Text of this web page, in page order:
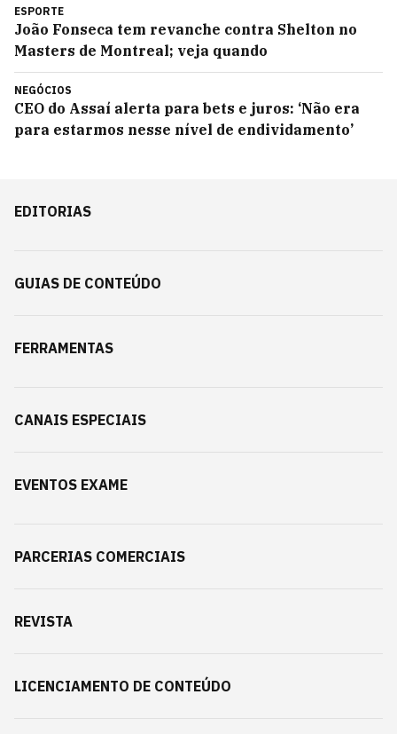
ESPORTE
João Fonseca tem revanche contra Shelton no
Masters de Montreal; veja quando
NEGÓCIOS
CEO do Assaí alerta para bets e juros: ‘Não era
para estarmos nesse nível de endividamento’
EDITORIAS
GUIAS DE CONTEÚDO
FERRAMENTAS
CANAIS ESPECIAIS
EVENTOS EXAME
PARCERIAS COMERCIAIS
REVISTA
LICENCIAMENTO DE CONTEÚDO